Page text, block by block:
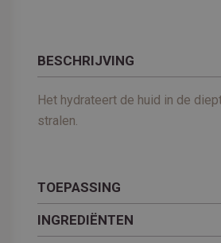
BESCHRIJVING
Het hydrateert de huid in de
stralen.
TOEPASSING
INGREDIËNTEN